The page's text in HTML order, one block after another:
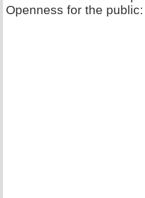
Openness for the public: